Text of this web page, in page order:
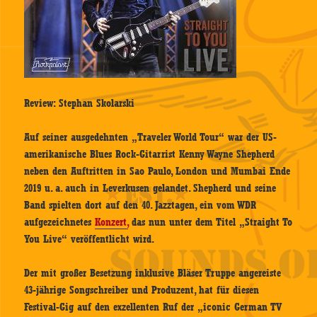
Review: Stephan Skolarski
Auf seiner ausgedehnten „Traveler World Tour“ war der US-
amerikanische Blues Rock-Gitarrist Kenny Wayne Shepherd
neben den Auftritten in Sao Paulo, London und Mumbai Ende
2019 u. a. auch in Leverkusen gelandet. Shepherd und seine
Band spielten dort auf den 40. Jazztagen, ein vom WDR
aufgezeichnetesKonzert,das nun unter dem Titel „Straight To
You Live“ veröffentlicht wird.
Der mit großer Besetzung inklusive Bläser Truppe angereiste
43-jährige Songschreiber und Produzent, hat für diesen
Festival-Gig auf den exzellenten Ruf der „iconic German TV